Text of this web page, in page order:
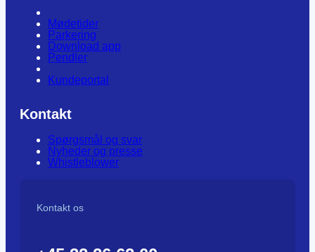
Mødetider
Parkering
Download app
Pendler
Kundeportal
Kontakt
Spørgsmål og svar
Nyheder og presse
Whistleblower
Kontakt os